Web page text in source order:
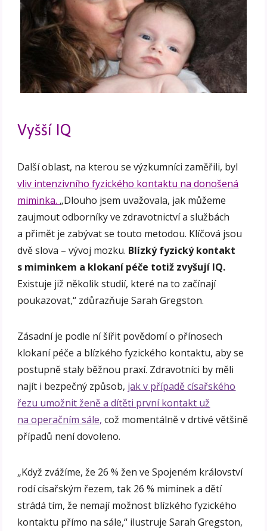
Vyšší IQ
Další oblast, na kterou se výzkumníci zaměřili, byl
vliv intenzivního fyzického kontaktu na donošená
miminka. „Dlouho jsem uvažovala, jak můžeme
zaujmout odborníky ve zdravotnictví a službách
a přimět je zabývat se touto metodou. Klíčová jsou
dvě slova – vývoj mozku. Blízký fyzický kontakt
s miminkem a klokaní péče totiž zvyšují IQ.
Existuje již několik studií, které na to začínají
poukazovat,“ zdůrazňuje Sarah Gregston.
Zásadní je podle ní šířit povědomí o přínosech
klokaní péče a blízkého fyzického kontaktu, aby se
postupně staly běžnou praxí. Zdravotníci by měli
najít i bezpečný způsob, jak v případě císařského
řezu umožnit ženě a dítěti první kontakt už
na operačním sále, což momentálně v drtivé většině
případů není dovoleno.
„Když zvážíme, že 26 % žen ve Spojeném království
rodí císařským řezem, tak 26 % miminek a dětí
strádá tím, že nemají možnost blízkého fyzického
kontaktu přímo na sále,“ ilustruje Sarah Gregston,